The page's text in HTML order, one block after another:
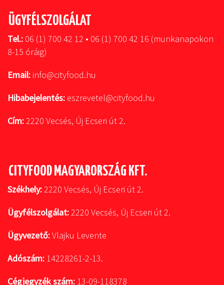
ÜGYFÉLSZOLGÁLAT
Tel.: 06 (1) 700 42 12 • 06 (1) 700 42 16 (munkanapokon
8-15 óráig)
Email: info@cityfood.hu
Hibabejelentés: eszrevetel@cityfood.hu
Cím:2220 Vecsés, Új Ecseri út 2.
CITYFOOD MAGYARORSZÁG KFT.
Székhely:2220 Vecsés, Új Ecseri út 2.
Ügyfélszolgálat:2220 Vecsés, Új Ecseri út 2.
Ügyvezető:Vlajku Levente
Adószám: 14228261-2-13.
Cégjegyzék szám: 13-09-118378